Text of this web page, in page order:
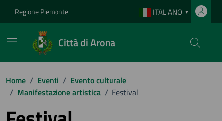
Regione Piemonte ITALIANO ▼
Città di Arona
Home / Eventi / Evento culturale
/ Manifestazione artistica / Festival